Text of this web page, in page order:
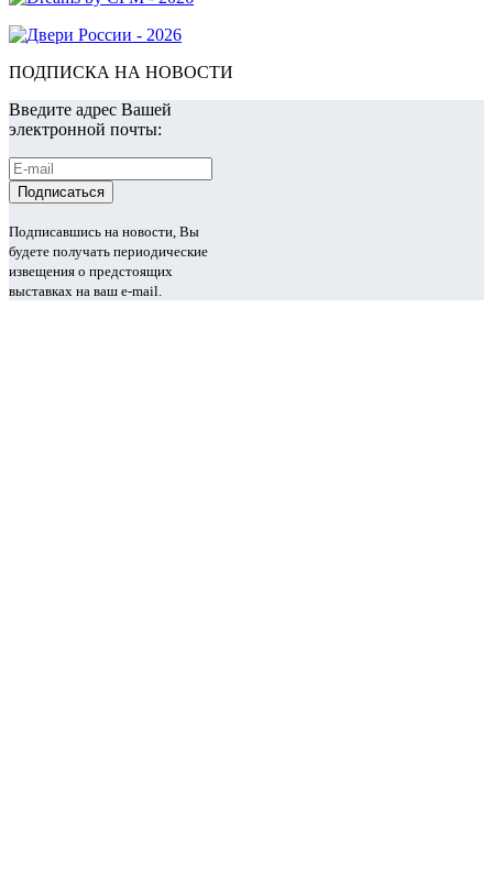
ПОДПИСКА НА НОВОСТИ
Введите адрес Вашей
электронной почты:
Подписавшись на новости, Вы
будете получать периодические
извещения о предстоящих
выставках на ваш e-mail.